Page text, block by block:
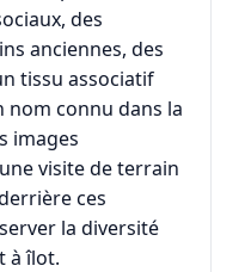
des
anciennes, des
tissu associatif
nom connu dans la
images
visite de terrain
ces
la diversité
à îlot.